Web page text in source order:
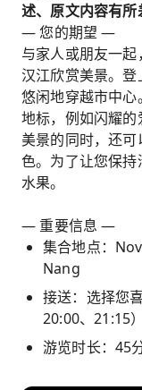
述、原文内容有所
— 您的期望 —
与家人或朋友一
汉江欣赏美景。登
悠闲地穿越市中
地标，例如闪耀
美景的同时，还
色。为了让您保
水果。
— 重要信息 —
集合地点：
Nang
接送：选择您
20:00、21:15）
游览时长：45